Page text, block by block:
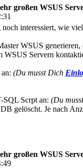
großen WSUS
interessiert, wie
WSUS
WSUS Servern
(Du musst Dich
SQL Scrpt an: (Du
gelöscht. Je nach
großen WSUS